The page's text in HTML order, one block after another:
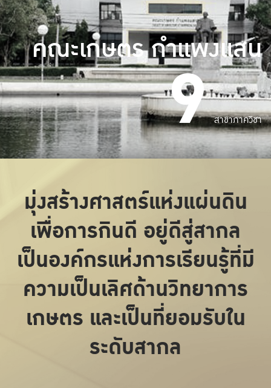
คณะเกษตร กำแพงแสน
9 สาขาภาควิชา
มุ่งสร้างศาสตร์แห่งแผ่นดิน
เพื่อการกินดี อยู่ดีสู่สากล
เป็นองค์กรแห่งการเรียนรู้ที่มี
ความเป็นเลิศด้านวิทยาการ
เกษตร และเป็นที่ยอมรับใน
ระดับสากล